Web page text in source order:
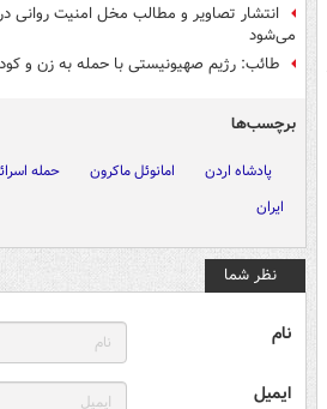
انتشار تصاویر و مطالب مخل امنیت روانی
می‌شود
طائب: رژیم صهیونیستی با حمله به زن و
برچسب‌ها
پادشاه اردن امانوئل ماکرون حمله
ایران
نظر شما
نام
ایمیل